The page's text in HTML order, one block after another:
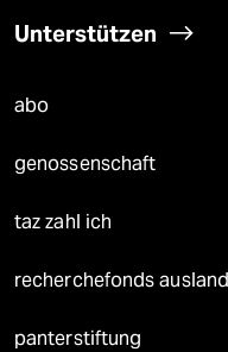
Unterstützen
abo
genossenschaft
taz zahl ich
recherchefonds ausland
panterstiftung